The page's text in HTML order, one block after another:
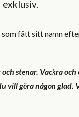
fått sitt namn
stenar. Vackra
vill göra någon